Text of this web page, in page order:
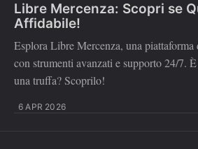
Libre Mercenza: Scopri se
Affidabile!
Esplora Libre Mercenza, una
con strumenti avanzati e supporto 24/7.
una truffa? Scoprilo!
6 APR 2026